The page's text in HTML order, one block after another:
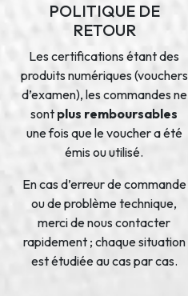
POLITIQUE DE
RETOUR
Les certifications étant des
produits numériques (vouchers
d’examen), les commandes ne
sont plus remboursables
une fois que le voucher a été
émis ou utilisé.
En cas d’erreur de commande
ou de problème technique,
merci de nous contacter
rapidement ; chaque situation
est étudiée au cas par cas.